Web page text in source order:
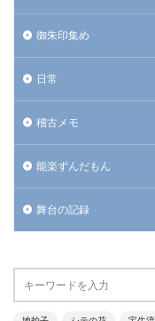
御朱印集め
日常
稽古メモ
能楽ずんだもん
舞台の記録